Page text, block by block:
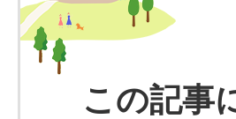
この記事